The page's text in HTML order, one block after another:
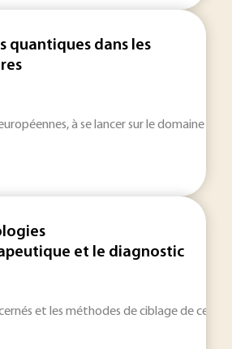
quantiques dans les
à se lancer sur le domaine de
et le diagnostic
et les méthodes de ciblage de ces